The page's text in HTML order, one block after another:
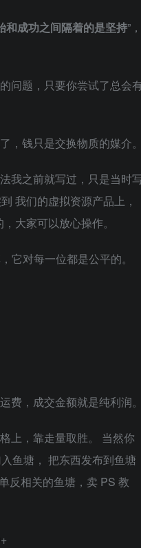
和成功之间隔着的是坚持”，
问题，只要你尝试了总会
，钱只是交换物质的媒介
我之前就写过，只是当时
我们的虚拟资源产品上，
大家可以放心操作。
它对每一位都是公平的。
费，成交金额就是纯利润
上，靠走量取胜。 当然你
鱼塘， 把东西发布到鱼塘
反相关的鱼塘，卖 PS 教